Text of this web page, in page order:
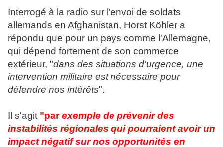
Interrogé à la radio sur l'envoi de soldats
allemands en Afghanistan, Horst Köhler a
répondu que pour un pays comme l'Allemagne,
qui dépend fortement de son commerce
extérieur, "dans des situations d'urgence, une
intervention militaire est nécessaire pour
défendre nos intérêts".
Il s'agit "parexemple de prévenir des
instabilités régionales qui pourraient avoir un
impact négatif sur nos opportunités en